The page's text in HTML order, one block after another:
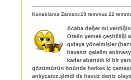
Konaklama Zamanı:19 temmuz 22
Acaba değer mi
Otelin yemek çeşitliliği
gıdaya yönelmişler
havasız gelelim
kadar abartıldı ki bir
gözümüzün önünde herkes iç
anlıycanız.şimdi de havuz deniz